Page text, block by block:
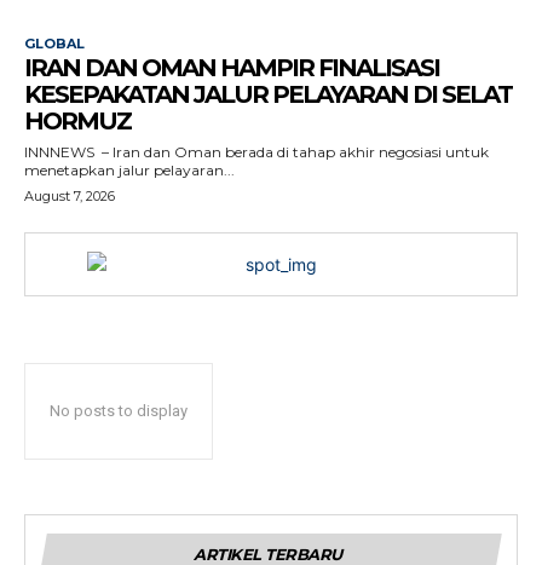
GLOBAL
IRAN DAN OMAN HAMPIR FINALISASI
KESEPAKATAN JALUR PELAYARAN DI SELAT
HORMUZ
INNNEWS – Iran dan Oman berada di tahap akhir negosiasi untuk
menetapkan jalur pelayaran...
August 7, 2026
No posts to display
ARTIKEL TERBARU